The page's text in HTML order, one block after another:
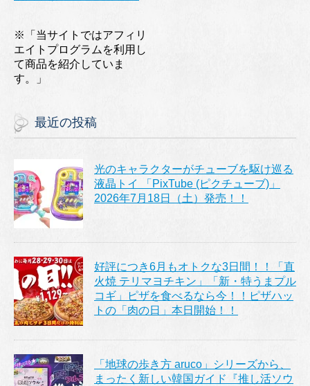
※「当サイトではアフィリ
エイトプログラムを利用し
て商品を紹介していま
す。」
最近の投稿
光のキャラクターがチューブを駆け巡る
液晶トイ 「PixTube (ピクチューブ)」
2026年7月18日（土）発売！！
好評につき6月もオトクな3日間！！「直
火焼 テリマヨチキン」「新・特うまプル
コギ」ピザを食べるなら今！！ピザハッ
トの「肉の日」本日開始！！
「地球の歩き方 aruco」シリーズから、
まったく新しい韓国ガイド『推し活ソウ